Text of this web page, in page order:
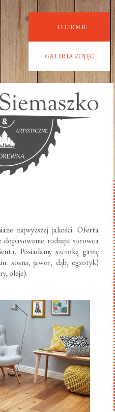
O FIRMIE
GALERIA ZDJĘĆ
najwyższej jakości. Oferta
dopasowanie rodzaju surowca
Posiadamy szeroką gamę
sosna, jawor, dąb, egzotyk)
oleje).